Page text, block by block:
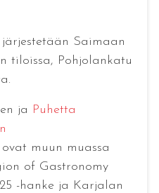
Saimaan
tiloissa, Pohjolankatu
ja Puhetta
muun muassa
of Gastronomy
-hanke ja Karjalan